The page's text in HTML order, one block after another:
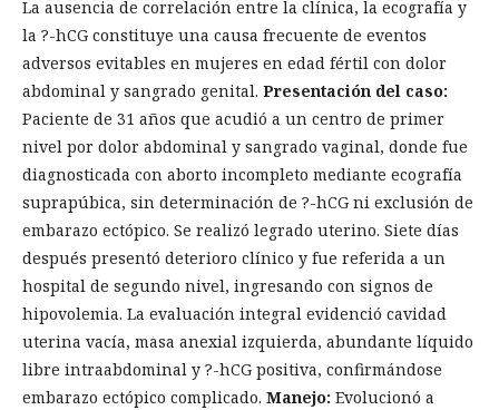
La ausencia de correlación entre la clínica, la ecografía y
la ?-hCG constituye una causa frecuente de eventos
adversos evitables en mujeres en edad fértil con dolor
abdominal y sangrado genital. Presentación del caso:
Paciente de 31 años que acudió a un centro de primer
nivel por dolor abdominal y sangrado vaginal, donde fue
diagnosticada con aborto incompleto mediante ecografía
suprapúbica, sin determinación de ?-hCG ni exclusión de
embarazo ectópico. Se realizó legrado uterino. Siete días
después presentó deterioro clínico y fue referida a un
hospital de segundo nivel, ingresando con signos de
hipovolemia. La evaluación integral evidenció cavidad
uterina vacía, masa anexial izquierda, abundante líquido
libre intraabdominal y ?-hCG positiva, confirmándose
embarazo ectópico complicado. Manejo: Evolucionó a